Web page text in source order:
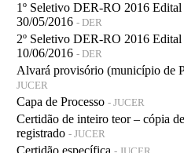
1º Seletivo DER-RO 2016
30/05/2016 - DER
2º Seletivo DER-RO 2016
10/06/2016 - DER
Alvará provisório (município de
JUCER
Capa de Processo - JUCER
Certidão de inteiro teor – cópia
registrado - JUCER